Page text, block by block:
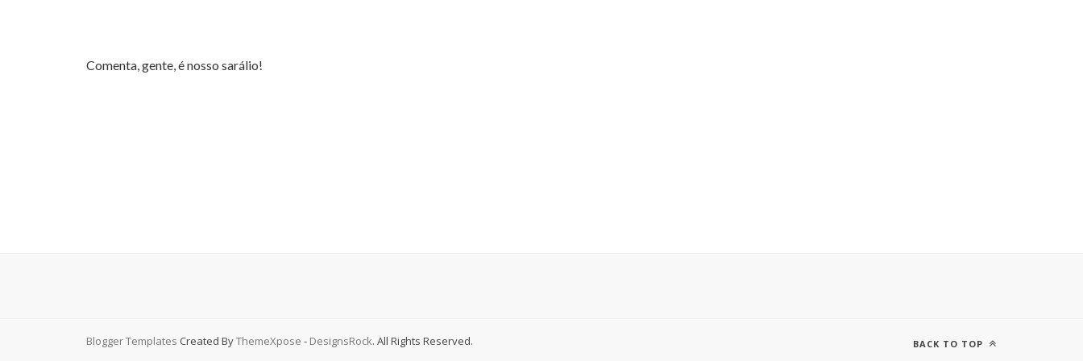
Comenta, gente, é nosso sarálio!
Blogger Templates Created ByThemeXpose - DesignsRock. All Rights Reserved. BACK TO TOP